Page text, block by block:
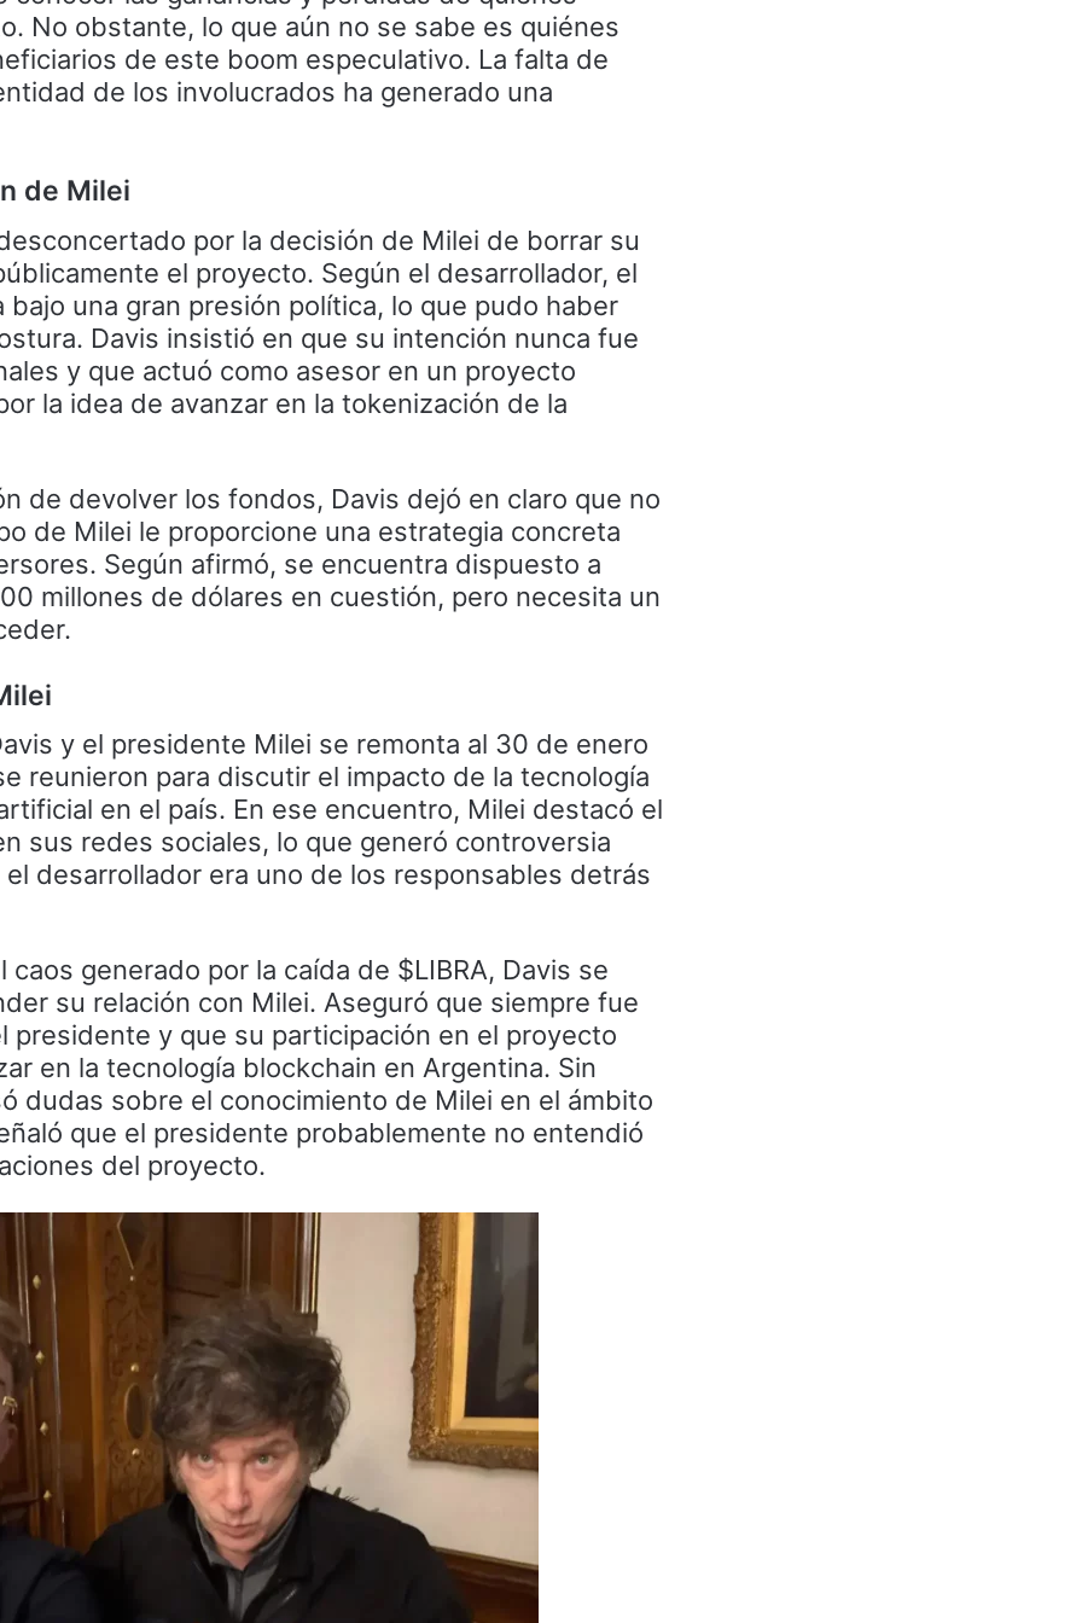
No obstante, lo que aún no se sabe es quiénes
de este boom especulativo. La falta de
de los involucrados ha generado una
de Milei
por la decisión de Milei de borrar su
el proyecto. Según el desarrollador, el
una gran presión política, lo que pudo haber
Davis insistió en que su intención nunca fue
y que actuó como asesor en un proyecto
la idea de avanzar en la tokenización de la
de devolver los fondos, Davis dejó en claro que no
de Milei le proporcione una estrategia concreta
Según afirmó, se encuentra dispuesto a
millones de dólares en cuestión, pero necesita un
y el presidente Milei se remonta al 30 de enero
reunieron para discutir el impacto de la tecnología
en el país. En ese encuentro, Milei destacó el
sus redes sociales, lo que generó controversia
desarrollador era uno de los responsables detrás
generado por la caída de $LIBRA, Davis se
su relación con Milei. Aseguró que siempre fue
presidente y que su participación en el proyecto
en la tecnología blockchain en Argentina. Sin
dudas sobre el conocimiento de Milei en el ámbito
que el presidente probablemente no entendió
del proyecto.